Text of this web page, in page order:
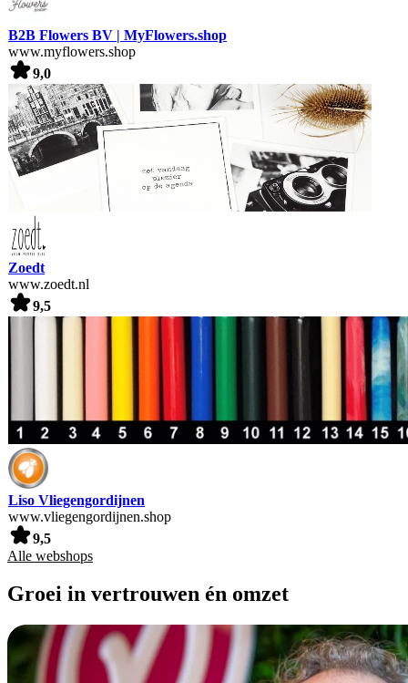
B2B Flowers BV | MyFlowers.shop
www.myflowers.shop
9,0
Zoedt
www.zoedt.nl
9,5
Liso Vliegengordijnen
www.vliegengordijnen.shop
9,5
Alle webshops
Groei in vertrouwen én omzet